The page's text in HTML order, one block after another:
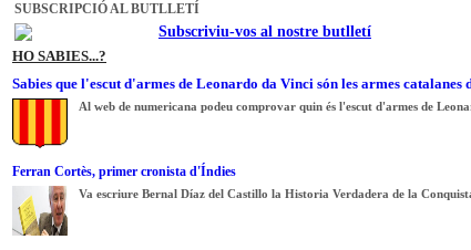
SUBSCRIPCIÓ AL BUTLLETÍ
Subscriviu-vos al nostre butlletí
HO SABIES...?
Sabies que l'escut d'armes de Leonardo da Vinci són les armes catalanes
Al web de numericana podeu comprovar quin és l'escut d'armes de
Ferran Cortès, primer cronista d'Índies
Va escriure Bernal Díaz del Castillo la Historia Verdadera de la